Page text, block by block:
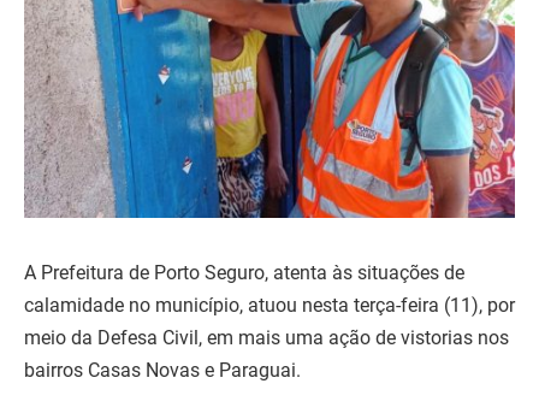
A Prefeitura de Porto Seguro, atenta às situações de
calamidade no município, atuou nesta terça-feira (11), por
meio da Defesa Civil, em mais uma ação de vistorias nos
bairros Casas Novas e Paraguai.